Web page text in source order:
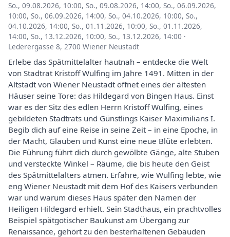
So., 09.08.2026, 10:00, So., 09.08.2026, 14:00, So., 06.09.2026,
10:00, So., 06.09.2026, 14:00, So., 04.10.2026, 10:00, So.,
04.10.2026, 14:00, So., 01.11.2026, 10:00, So., 01.11.2026,
14:00, So., 13.12.2026, 10:00, So., 13.12.2026, 14:00 ·
Lederergasse 8, 2700 Wiener Neustadt
Erlebe das Spätmittelalter hautnah – entdecke die Welt
von Stadtrat Kristoff Wulfing im Jahre 1491. Mitten in der
Altstadt von Wiener Neustadt öffnet eines der ältesten
Häuser seine Tore: das Hildegard von Bingen Haus. Einst
war es der Sitz des edlen Herrn Kristoff Wulfing, eines
gebildeten Stadtrats und Günstlings Kaiser Maximilians I.
Begib dich auf eine Reise in seine Zeit – in eine Epoche, in
der Macht, Glauben und Kunst eine neue Blüte erlebten.
Die Führung führt dich durch gewölbte Gänge, alte Stuben
und versteckte Winkel – Räume, die bis heute den Geist
des Spätmittelalters atmen. Erfahre, wie Wulfing lebte, wie
eng Wiener Neustadt mit dem Hof des Kaisers verbunden
war und warum dieses Haus später den Namen der
Heiligen Hildegard erhielt. Sein Stadthaus, ein prachtvolles
Beispiel spätgotischer Baukunst am Übergang zur
Renaissance, gehört zu den besterhaltenen Gebäuden